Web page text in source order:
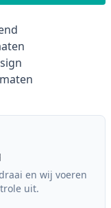
en wij voeren
uit.